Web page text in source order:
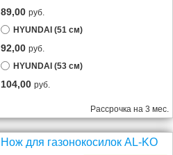
89,00руб.
HYUNDAI (51 см)
92,00руб.
HYUNDAI (53 см)
104,00руб.
Рассрочка на 3 мес.
Нож для газонокосилок AL-KO